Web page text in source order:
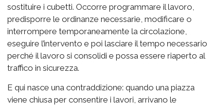
sostituire i cubetti. Occorre programmare il lavoro,
predisporre le ordinanze necessarie, modificare o
interrompere temporaneamente la circolazione,
eseguire l’intervento e poi lasciare il tempo necessario
perché il lavoro si consolidi e possa essere riaperto al
traffico in sicurezza.
E qui nasce una contraddizione: quando una piazza
viene chiusa per consentire i lavori, arrivano le